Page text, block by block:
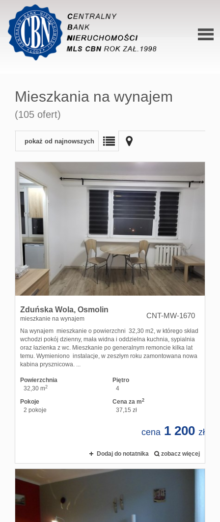
Mieszkania na wynajem
(105 ofert)
pokaż od najnowszych
Zduńska Wola, Osmolin
mieszkanie na wynajem CNT-MW-1670
Na wynajem mieszkanie o powierzchni 32,30 m2, w którego skład
wchodzi pokój dzienny, mała widna i oddzielna kuchnia, sypialnia
oraz łazienka z wc. Mieszkanie po generalnym remoncie kilka lat
temu. Wymieniono instalacje, w zeszłym roku zamontowana nowa
kabina prysznicowa. ...
Powierzchnia
32,30 m2
Piętro
4
Pokoje
2 pokoje
Cena za m2
37,15 zł
cena 1 200 zł
Dodaj do notatnika zobacz więcej